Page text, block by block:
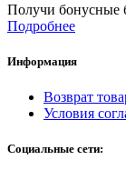
Получи бонусные
Подробнее
Информация
Возврат
Условия
Социальные сети: